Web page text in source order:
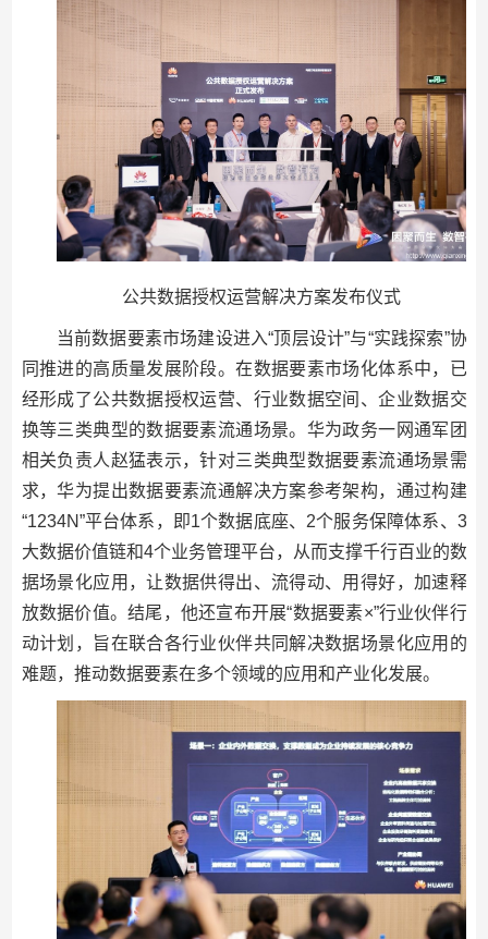
公共数据授权运营解决方案发布仪式
当前数据要素市场建设进入“顶层设计”与“实践探索”协
同推进的高质量发展阶段。在数据要素市场化体系中，已
经形成了公共数据授权运营、行业数据空间、企业数据交
换等三类典型的数据要素流通场景。华为政务一网通军团
相关负责人赵猛表示，针对三类典型数据要素流通场景需
求，华为提出数据要素流通解决方案参考架构，通过构建
“1234N”平台体系，即1个数据底座、2个服务保障体系、3
大数据价值链和4个业务管理平台，从而支撑千行百业的数
据场景化应用，让数据供得出、流得动、用得好，加速释
放数据价值。结尾，他还宣布开展“数据要素×”行业伙伴行
动计划，旨在联合各行业伙伴共同解决数据场景化应用的
难题，推动数据要素在多个领域的应用和产业化发展。